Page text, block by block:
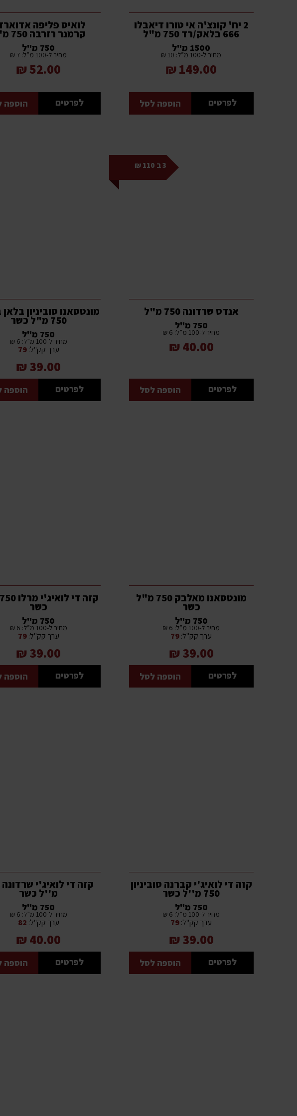
2 יח' קונצ'ה אי טורו דיאבלו
666 בלאק/רד 750 מ"ל
1500 מ"ל
מחיר ל-100 מ”ל: 10 ₪
149.00 ₪
לפרטים הוספה לסל
לואיס פליפה
קרמנר רזרבה 750 מ"ל
750 מ"ל
מחיר ל-100 מ”ל: 7 ₪
52.00 ₪
לפרטים הוספה
3 ב 110 ₪
אנדס שרדונה 750 מ"ל
750 מ"ל
מחיר ל-100 מ”ל: 6 ₪
40.00 ₪
לפרטים הוספה לסל
מונטסאנו סוביניון
750 מ"ל כשר
750 מ"ל
מחיר ל-100 מ”ל: 6 ₪
ערך קק"ל:79
39.00 ₪
לפרטים הוספה
מונטסאנו מאלבק 750 מ"ל
כשר
750 מ"ל
מחיר ל-100 מ”ל: 6 ₪
ערך קק"ל:
39.00 ₪
לפרטים הוספה לסל
כשר
750 מ"ל
מחיר ל-100 מ”ל: 6 ₪
ערך קק"ל:79
39.00 ₪
לפרטים הוספה
קזה די לואיג'י קברנה סוביניון
750 מ''ל כשר
750 מ"ל
מחיר ל-100 מ”ל: 6 ₪
ערך קק"ל:
39.00 ₪
לפרטים הוספה לסל
מ''ל כשר
750 מ"ל
מחיר ל-100 מ”ל: 6 ₪
ערך קק"ל:
40.00 ₪
לפרטים הוספה